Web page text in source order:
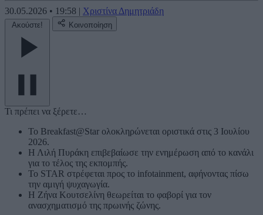
30.05.2026 • 19:58 | Χριστίνα Δημητριάδη
Ακούστε! Κοινοποίηση
Τι πρέπει να ξέρετε…
Το Breakfast@Star ολοκληρώνεται οριστικά στις 3 Ιουλίου
2026.
Η Λιλή Πυράκη επιβεβαίωσε την ενημέρωση από το κανάλι
για το τέλος της εκπομπής.
Το STAR στρέφεται προς το infotainment, αφήνοντας πίσω
την αμιγή ψυχαγωγία.
Η Ζήνα Κουτσελίνη θεωρείται το φαβορί για τον
ανασχηματισμό της πρωινής ζώνης.